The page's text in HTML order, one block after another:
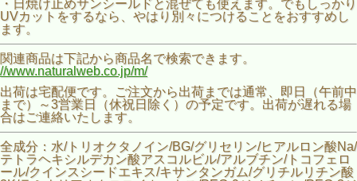
・日焼け止めサンシールドと混ぜても使えます。でもしっかり
UVカットをするなら、やはり別々につけることをおすすめし
ます。
関連商品は下記から商品名で検索できます。
//www.naturalweb.co.jp/m/
出荷は宅配便です。ご注文から出荷までは通常、即日（午前中
まで）～3営業日（休祝日除く）の予定です。出荷が遅れる場
合はご連絡いたします。
全成分：水/トリオクタノイン/BG/グリセリン/ヒアルロン酸Na/
テトラヘキシルデカン酸アスコルビル/アルブチン/トコフェロ
ール/クインスシードエキス/キサンタンガム/グリチルリチン酸